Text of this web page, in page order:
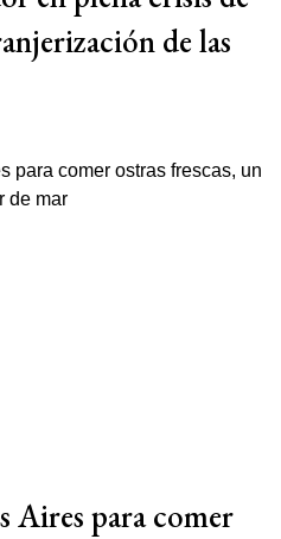
de las
Aires para comer